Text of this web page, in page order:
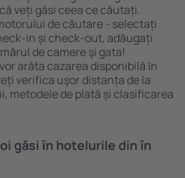
veți găsi ceea ce căutați.
de căutare - selectați
in și check-out, adăugați
de camere şi gata!
arăta cazarea disponibilă ȋn
verifica uşor distanța de la
metodele de plată și clasificarea
găsi ȋn hotelurile din în